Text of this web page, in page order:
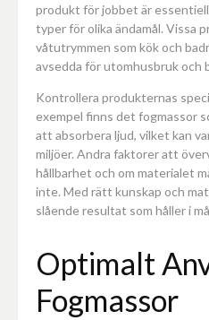
produkt för jobbet är
typer för olika ändamål. Vissa
våtutrymmen som kök och
avsedda för utomhusbruk och
Kontrollera produkternas
exempel finns det fogmassor
att absorbera ljud, vilket kan
miljöer. Andra faktorer att
hållbarhet och om materialet
inte. Med rätt kunskap och
slående resultat som håller i
Optimalt
Fogmassor